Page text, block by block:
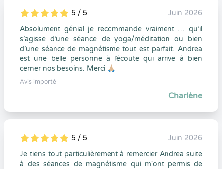
5
1
5
0 5 / 5
Juin 2026
Absolument génial je recommande vraiment … qu’il
s’agisse d’une séance de yoga/méditation ou bien
d’une séance de magnétisme tout est parfait. Andrea
est une belle personne à l’écoute qui arrive à bien
cerner nos besoins. Merci 🙏🏼
Avis importé
Charlène
5
1
5
0 5 / 5
Juin 2026
Je tiens tout particulièrement à remercier Andrea suite
à des séances de magnétisme qui m'ont permis de